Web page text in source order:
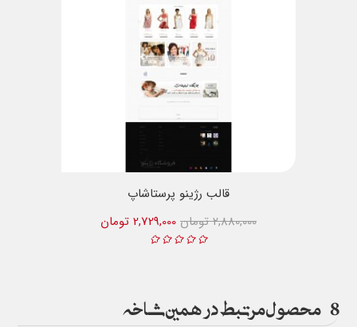
قالب رژینو پرستاشاپ
2,729,000 تومان
2,880,000 تومان
8 محصول مرتبط در همین شاخه